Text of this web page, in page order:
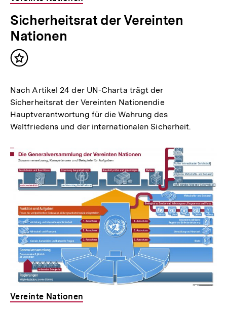
Sicherheitsrat der Vereinten
Nationen
Inhalt
Nach Artikel 24 der UN-Charta trägt der
Sicherheitsrat der Vereinten Nationendie
Hauptverantwortung für die Wahrung des
Weltfriedens und der internationalen Sicherheit.
Vereinte Nationen